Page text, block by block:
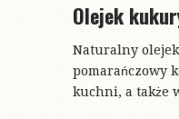
Olejek
Naturalny
pomarańczowy
kuchni, a także